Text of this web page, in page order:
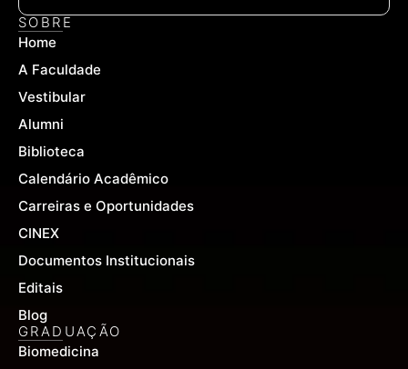
e
b
o
k
f
t t
SOBRE
Home
A Faculdade
Vestibular
Alumni
Biblioteca
Calendário Acadêmico
Carreiras e Oportunidades
CINEX
Documentos Institucionais
Editais
Blog
GRADUAÇÃO
Biomedicina